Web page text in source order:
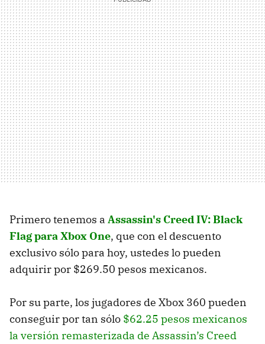
Primero tenemos a Assassin's Creed IV: Black
Flag para Xbox One, que con el descuento
exclusivo sólo para hoy, ustedes lo pueden
adquirir por $269.50 pesos mexicanos.
Por su parte, los jugadores de Xbox 360 pueden
conseguir por tan sólo $62.25 pesos mexicanos
la versión remasterizada de Assassin’s Creed